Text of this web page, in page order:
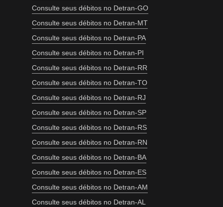
Consulte seus débitos no Detran-GO
Consulte seus débitos no Detran-MT
Consulte seus débitos no Detran-PA
Consulte seus débitos no Detran-PI
Consulte seus débitos no Detran-RR
Consulte seus débitos no Detran-TO
Consulte seus débitos no Detran-RJ
Consulte seus débitos no Detran-SP
Consulte seus débitos no Detran-RS
Consulte seus débitos no Detran-RN
Consulte seus débitos no Detran-BA
Consulte seus débitos no Detran-ES
Consulte seus débitos no Detran-AM
Consulte seus débitos no Detran-AL